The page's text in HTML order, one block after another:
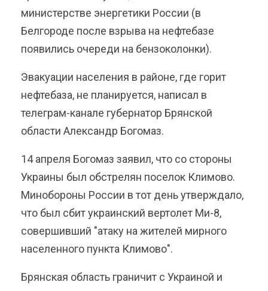
министерстве энергетики России (в
Белгороде после взрыва на нефтебазе
появились очереди на бензоколонки).
Эвакуации населения в районе, где горит
нефтебаза, не планируется, написал в
телеграм-канале губернатор Брянской
области Александр Богомаз.
14 апреля Богомаз заявил, что со стороны
Украины был обстрелян поселок Климово.
Минобороны России в тот день утверждало,
что был сбит украинский вертолет Ми-8,
совершивший "атаку на жителей мирного
населенного пункта Климово".
Брянская область граничит с Украиной и